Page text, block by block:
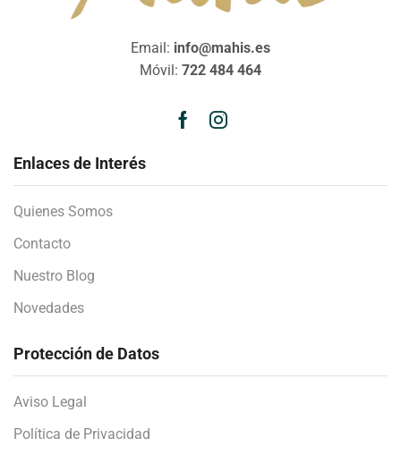
Email: info@mahis.es
Móvil: 722 484 464
Enlaces de Interés
Quienes Somos
Contacto
Nuestro Blog
Novedades
Protección de Datos
Aviso Legal
Política de Privacidad